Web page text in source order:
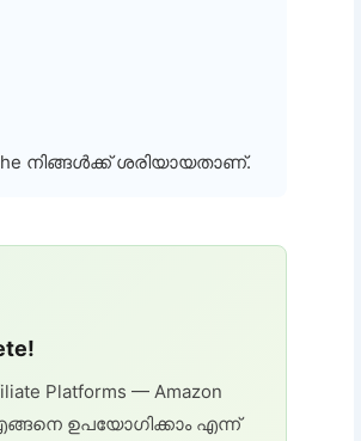
നിങ്ങൾക്ക് ശരിയായതാണ്.
Platforms — Amazon
എങ്ങനെ ഉപയോഗിക്കാം എന്ന്